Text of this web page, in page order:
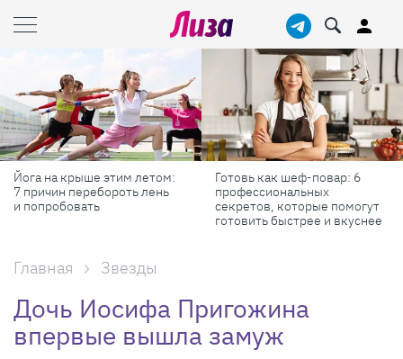
Йога на крыше этим летом:
7 причин перебороть лень
и попробовать
Готовь как шеф-повар: 6
профессиональных
секретов, которые помогут
готовить быстрее и вкуснее
Главная Звезды
Дочь Иосифа Пригожина
впервые вышла замуж